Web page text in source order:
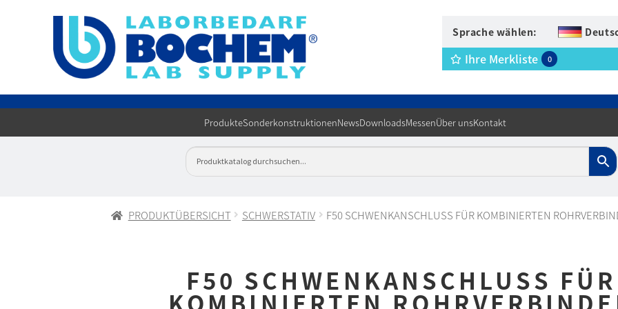
Sprache wählen:
Ihre Merkliste 0
ProdukteSonderkonstruktionenNewsDownloadsMessenÜber unsKontakt
PRODUKTÜBERSICHT SCHWERSTATIV F50 SCHWENKANSCHLUSS FÜR KOMBINIERTEN
F50 SCHWENKANSCHLUSS FÜR